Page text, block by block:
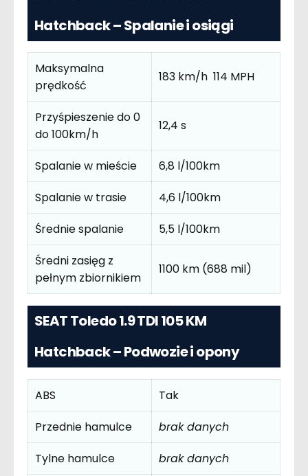
Hatchback – Spalanie i osiągi
Maksymalna
prędkość
183 km/h 114 MPH
Przyśpieszenie do 0
do 100km/h
12,4 s
Spalanie w mieście
6,8 l/100km
Spalanie w trasie
4,6 l/100km
Średnie spalanie
5,5 l/100km
Średni zasięg z
pełnym zbiornikiem
1100 km (688 mil)
SEAT Toledo 1.9 TDI 105 KM
Hatchback – Podwozie i opony
ABS
Tak
Przednie hamulce
brak danych
Tylne hamulce
brak danych